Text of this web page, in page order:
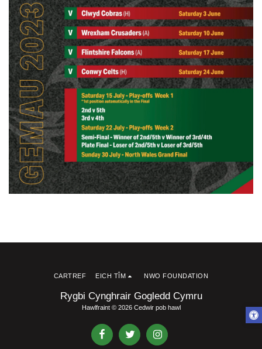
Rygbi Cynghrair Gogledd Cymru
Hawlfraint © 2026 Cedwir pob hawl
CARTREF EICH TÎM NWO FOUNDATION